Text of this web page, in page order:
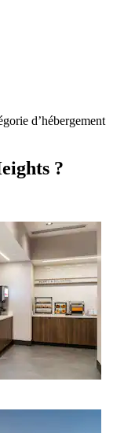
d’hébergement
?